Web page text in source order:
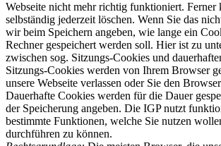
Webseite nicht mehr richtig funktioniert. Ferner
selbständig jederzeit löschen. Wenn Sie das
wir beim Speichern angeben, wie lange ein
Rechner gespeichert werden soll. Hier ist zu
zwischen sog. Sitzungs-Cookies und
Sitzungs-Cookies werden von Ihrem Browser
unsere Webseite verlassen oder Sie den
Dauerhafte Cookies werden für die Dauer
der Speicherung angeben. Die IGP nutzt
bestimmte Funktionen, welche Sie nutzen
durchführen zu können.